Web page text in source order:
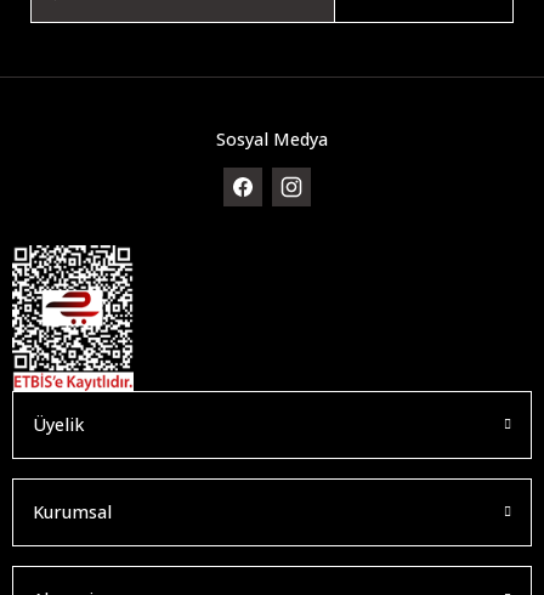
Sosyal Medya
Üyelik
Kurumsal